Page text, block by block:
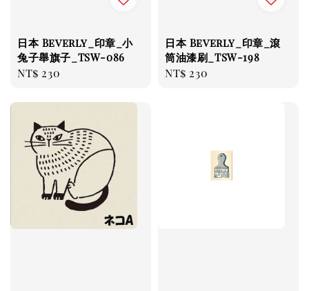
日本 Beverly_印章_小
兔子舉旗子_TSW-086
Regular
NT$ 230
日本 Beverly_印章_滾
筒油漆刷_TSW-198
Regular
NT$ 230